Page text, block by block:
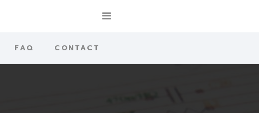
FAQ CONTACT